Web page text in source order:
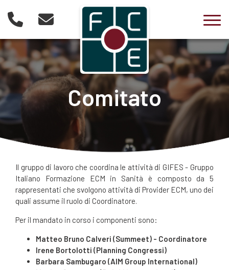
Comitato
Il gruppo di lavoro che coordina le attività di GIFES - Gruppo
Italiano Formazione ECM in Sanità è composto da 5
rappresentati che svolgono attività di Provider ECM, uno dei
quali assume il ruolo di Coordinatore.
Per il mandato in corso i componenti sono:
Matteo Bruno Calveri (Summeet) - Coordinatore
Irene Bortolotti (Planning Congressi)
Barbara Sambugaro (AIM Group International)